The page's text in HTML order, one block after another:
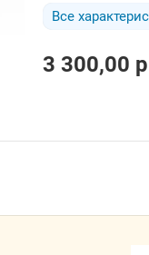
Все
3 300,00